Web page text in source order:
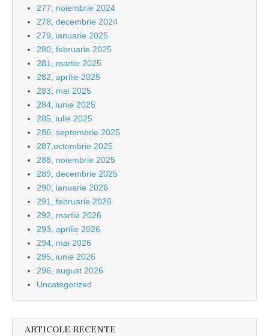
277, noiembrie 2024
278, decembrie 2024
279, ianuarie 2025
280, februarie 2025
281, martie 2025
282, aprilie 2025
283, mai 2025
284, iunie 2025
285, iulie 2025
286, septembrie 2025
287,octombrie 2025
288, noiembrie 2025
289, decembrie 2025
290, ianuarie 2026
291, februarie 2026
292, martie 2026
293, aprilie 2026
294, mai 2026
295, iunie 2026
296, august 2026
Uncategorized
ARTICOLE RECENTE